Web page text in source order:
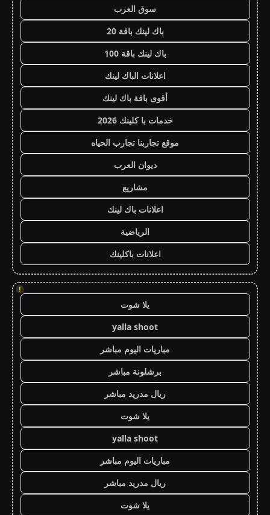
سوق العرب
باك لينك باقة 20
باك لينك باقة 100
اعلانات الباك لينك
أقوى باقة باك لينك
خدمات با كلينك 2026
موقع تجاربنا تجارب الحياه
ديوان العرب
مشاريع
اعلانات باك لينك
الرياضية
اعلانات باكلينك
!
يلا شوت
yalla shoot
مباريات اليوم مباشر
برشلونة مباشر
ريال مدريد مباشر
يلا شوت
yalla shoot
مباريات اليوم مباشر
ريال مدريد مباشر
يلا شوت